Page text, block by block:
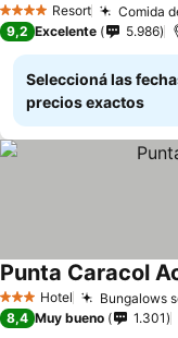
4 EstrellasResort Comida
9,2 Excelente 5.986
Seleccioná las
precios exactos
3 Estrellas
Hotel Bungalows
Punta Caracol
8,4 Muy bueno 1.301